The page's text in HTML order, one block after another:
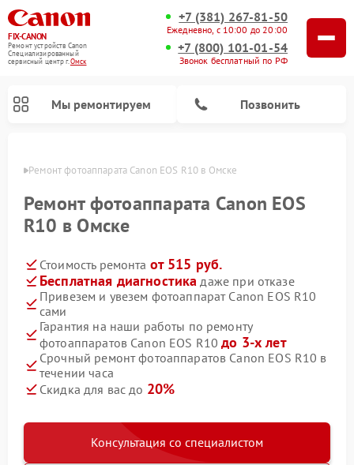
FIX-CANON
Ремонт устройств Canon
Специализированный
cервисный центр г.Омск
+7 (381) 267-81-50
Ежедневно, с 10:00 до 20:00
+7 (800) 101-01-54
Звонок бесплатный по РФ
Мы ремонтируем Позвонить
Ремонт фотоаппарата Canon EOS R10 в Омске
Ремонт фотоаппарата Canon EOS
R10 в Омске
Стоимость ремонта от 515 руб.
Бесплатная диагностика даже при отказе
Привезем и увезем фотоаппарат Canon EOS R10
сами
Гарантия на наши работы по ремонту
фотоаппаратов Canon EOS R10до 3-х лет
Срочный ремонт фотоаппаратов Canon EOS R10 в
течении часа
Скидка для вас до 20%
Консультация со специалистом